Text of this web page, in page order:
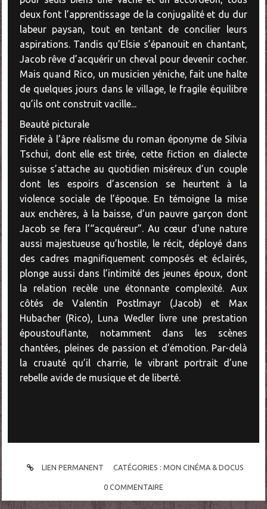
deux font l’apprentissage de la conjugalité et du dur
labeur paysan, tout en tentant de concilier leurs
aspirations. Tandis qu’Elsie s’épanouit en chantant,
Jacob rêve d’acquérir un cheval pour devenir cocher.
Mais quand Rico, un musicien yéniche, fait une halte
de quelques jours dans le village, le fragile équilibre
qu’ils ont construit vacille...
Beauté picturale
Fidèle à l’âpre réalisme du roman éponyme de Silvia
Tschui, dont elle est tirée, cette fiction en dialecte
suisse s’attache au quotidien miséreux d’un couple
dont les espoirs d’ascension se heurtent à la
violence sociale de l’époque. En témoigne la mise
aux enchères, à la baisse, d’un pauvre garçon dont
Jacob se fera l’“acquéreur”. Au cœur d'une nature
aussi majestueuse qu’hostile, le récit, déployé dans
des cadres magnifiquement composés et éclairés,
plonge aussi dans l’intimité des jeunes époux, dont
la relation recèle une étonnante complexité. Aux
côtés de Valentin Postlmayr (Jacob) et Max
Hubacher (Rico), Luna Wedler livre une prestation
époustouflante, notamment dans les scènes
chantées, pleines de passion et d’émotion. Par-delà
la cruauté qu’il charrie, le vibrant portrait d’une
rebelle avide de musique et de liberté.
LIEN PERMANENT CATÉGORIES : MON CINÉMA & DOCUS
0 COMMENTAIRE